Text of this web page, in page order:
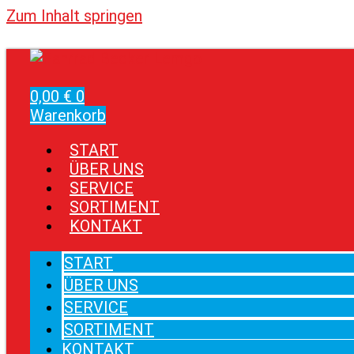
Zum Inhalt springen
0,00 € 0
Warenkorb
START
ÜBER UNS
SERVICE
SORTIMENT
KONTAKT
START
ÜBER UNS
SERVICE
SORTIMENT
KONTAKT